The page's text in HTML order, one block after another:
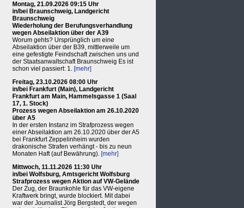
Montag, 21.09.2026 09:15 Uhr
in/bei Braunschweig, Landgericht
Braunschweig
Wiederholung der Berufungsverhandlung
wegen Abseilaktion über der A39
Worum gehts? Ursprünglich um eine
Abseilaktion über der B39, mittlerweile um
eine gefestigte Feindschaft zwischen uns und
der Staatsanwaltschaft Braunschweig Es ist
schon viel passiert: 1. [mehr]
Freitag, 23.10.2026 08:00 Uhr
in/bei Frankfurt (Main), Landgericht
Frankfurt am Main, Hammelsgasse 1 (Saal
17, 1. Stock)
Prozess wegen Abseilaktion am 26.10.2020
über A5
In der ersten Instanz im Strafprozess wegen
einer Abseilaktion am 26.10.2020 über der A5
bei Frankfurt Zeppelinheim wurden
drakonische Strafen verhängt - bis zu neun
Monaten Haft (auf Bewährung). [mehr]
Mittwoch, 11.11.2026 11:30 Uhr
in/bei Wolfsburg, Amtsgericht Wolfsburg
Strafprozess wegen Aktion auf VW-Gelände
Der Zug, der Braunkohle für das VW-eigene
Kraftwerk bringt, wurde blockiert. Mit dabei
war der Journalist Jörg Bergstedt, der wegen